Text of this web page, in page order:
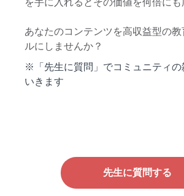
を手に入れるとその価値を何倍にも
あなたのコンテンツを高収益型の
ルにしませんか？
※「先生に質問」でコミュニティの
いきます
先生に質問する